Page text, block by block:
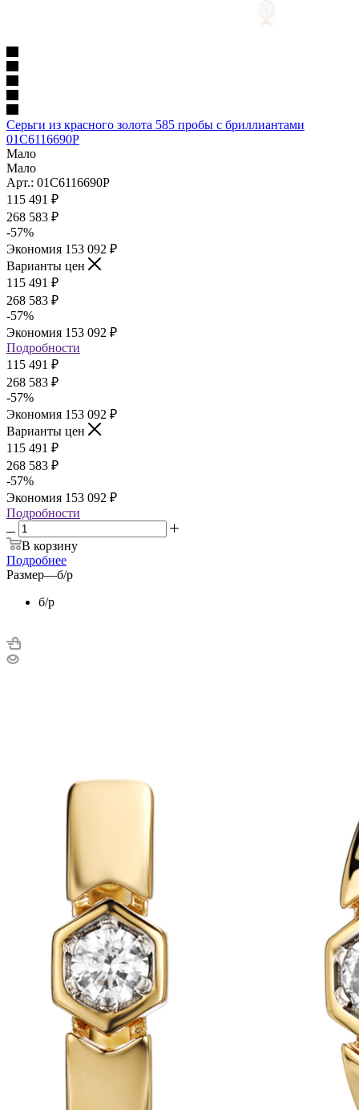
Серьги из красного золота 585 пробы с бриллиантами
01С6116690Р
Мало
Мало
Арт.: 01С6116690Р
115 491 ₽
268 583 ₽
-57%
Экономия 153 092 ₽
Варианты цен
115 491 ₽
268 583 ₽
-57%
Экономия 153 092 ₽
Подробности
115 491 ₽
268 583 ₽
-57%
Экономия 153 092 ₽
Варианты цен
115 491 ₽
268 583 ₽
-57%
Экономия 153 092 ₽
Подробности
В корзину
Подробнее
Размер—б/р
б/р